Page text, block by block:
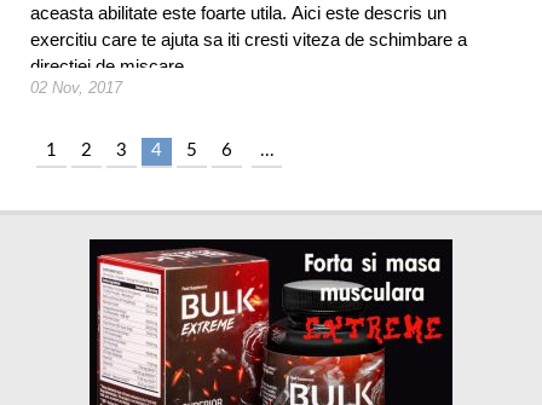
aceasta abilitate este foarte utila. Aici este descris un
exercitiu care te ajuta sa iti cresti viteza de schimbare a
directiei de miscare.
02 Nov, 2017
1 2 3 4 5 6 ...